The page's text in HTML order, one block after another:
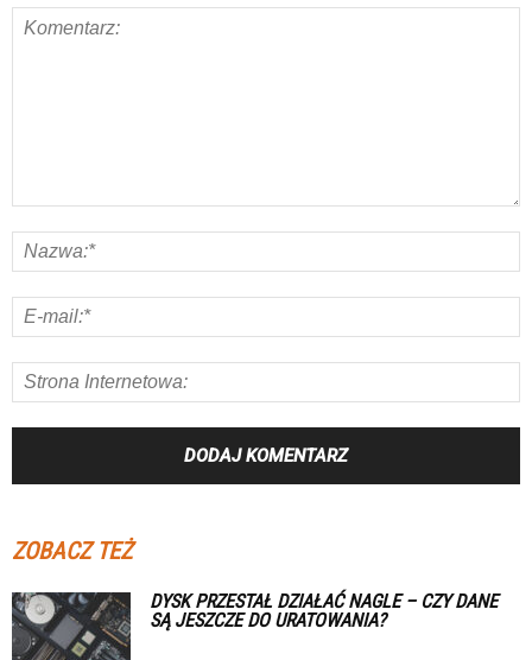
ZOBACZ TEŻ
DYSK PRZESTAŁ DZIAŁAĆ NAGLE – CZY DANE
SĄ JESZCZE DO URATOWANIA?